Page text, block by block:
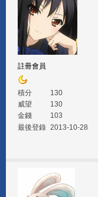
註冊會員
積分
130
威望
130
金錢
103
最後登錄 2013-10-28